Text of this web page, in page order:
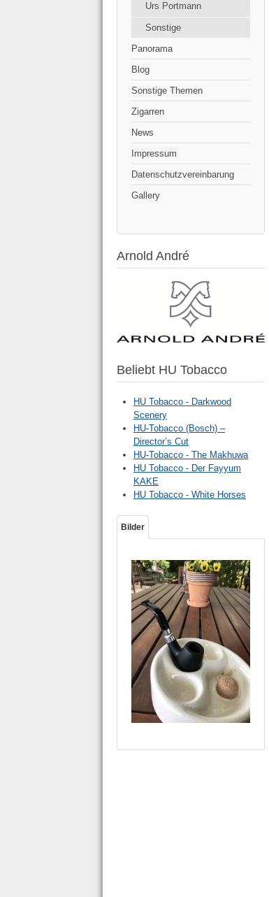
Urs Portmann
Sonstige
Panorama
Blog
Sonstige Themen
Zigarren
News
Impressum
Datenschutzvereinbarung
Gallery
Arnold André
Beliebt HU Tobacco
HU Tobacco - Darkwood
Scenery
HU-Tobacco (Bosch) –
Director’s Cut
HU-Tobacco - The Makhuwa
HU Tobacco - Der Fayyum
KAKE
HU Tobacco - White Horses
Bilder